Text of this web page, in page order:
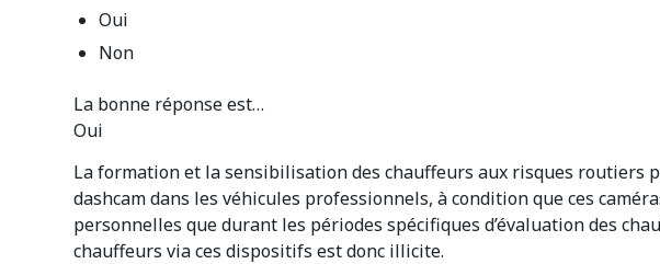
Oui
Non
La bonne réponse est…
Oui
La formation et la sensibilisation des chauffeurs aux risques routiers
dashcam dans les véhicules professionnels, à condition que ces
personnelles que durant les périodes spécifiques d’évaluation des
chauffeurs via ces dispositifs est donc illicite.